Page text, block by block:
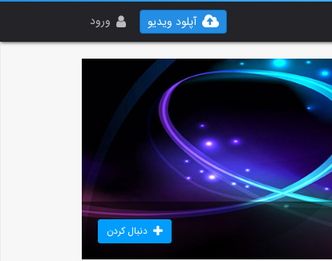
ورود آپلود ویدیو
دنبال کردن